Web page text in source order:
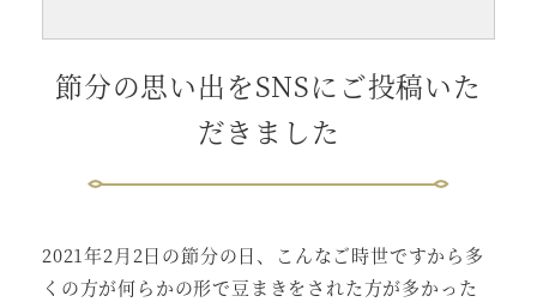
節分の思い出をSNSにご投稿いた
だきました
2021年2月2日の節分の日、こんなご時世ですから多
くの方が何らかの形で豆まきをされた方が多かった